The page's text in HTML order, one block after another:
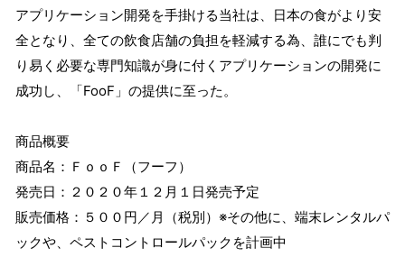
アプリケーション開発を手掛ける当社は、日本の食がより安
全となり、全ての飲食店舗の負担を軽減する為、誰にでも判
り易く必要な専門知識が身に付くアプリケーションの開発に
成功し、「FooF」の提供に至った。
商品概要
商品名：ＦｏｏＦ（フーフ）
発売日：２０２０年１２月１日発売予定
販売価格：５００円／月（税別）※その他に、端末レンタルパ
ックや、ペストコントロールパックを計画中